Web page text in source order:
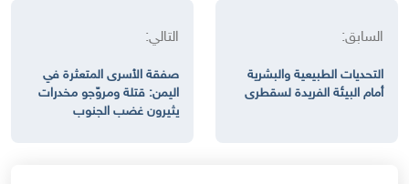
السابق:
التحديات الطبيعية والبشرية
أمام البيئة الفريدة لسقطرى
التالي:
صفقة الأسرى المتعثرة في
اليمن: قتلة ومروّجو مخدرات
يثيرون غضب الجنوب